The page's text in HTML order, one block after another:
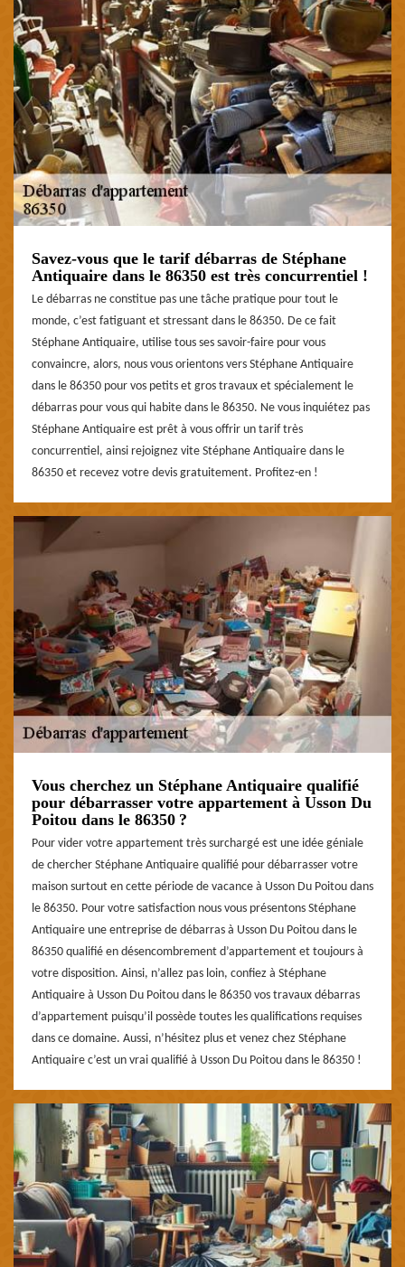
Savez-vous que le tarif débarras de Stéphane
Antiquaire dans le 86350 est très concurrentiel !
Le débarras ne constitue pas une tâche pratique pour tout le
monde, c’est fatiguant et stressant dans le 86350. De ce fait
Stéphane Antiquaire, utilise tous ses savoir-faire pour vous
convaincre, alors, nous vous orientons vers Stéphane Antiquaire
dans le 86350 pour vos petits et gros travaux et spécialement le
débarras pour vous qui habite dans le 86350. Ne vous inquiétez pas
Stéphane Antiquaire est prêt à vous offrir un tarif très
concurrentiel, ainsi rejoignez vite Stéphane Antiquaire dans le
86350 et recevez votre devis gratuitement. Profitez-en !
Vous cherchez un Stéphane Antiquaire qualifié
pour débarrasser votre appartement à Usson Du
Poitou dans le 86350 ?
Pour vider votre appartement très surchargé est une idée géniale
de chercher Stéphane Antiquaire qualifié pour débarrasser votre
maison surtout en cette période de vacance à Usson Du Poitou dans
le 86350. Pour votre satisfaction nous vous présentons Stéphane
Antiquaire une entreprise de débarras à Usson Du Poitou dans le
86350 qualifié en désencombrement d’appartement et toujours à
votre disposition. Ainsi, n’allez pas loin, confiez à Stéphane
Antiquaire à Usson Du Poitou dans le 86350 vos travaux débarras
d’appartement puisqu’il possède toutes les qualifications requises
dans ce domaine. Aussi, n’hésitez plus et venez chez Stéphane
Antiquaire c’est un vrai qualifié à Usson Du Poitou dans le 86350 !